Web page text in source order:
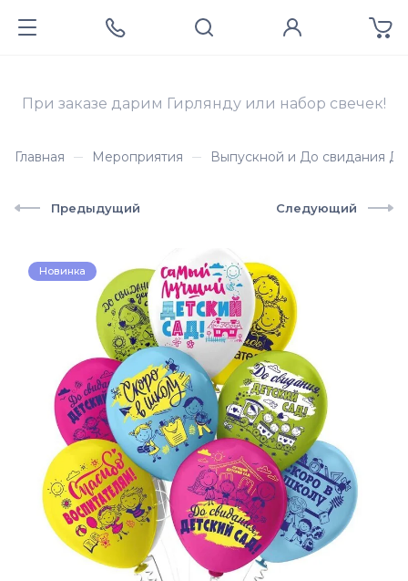
При заказе дарим Гирлянду или набор свечек!
Главная Мероприятия Выпускной и До свидания
Предыдущий Следующий
Новинка